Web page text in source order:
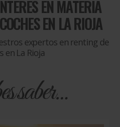
EN MATERIA
EN LA RIOJA
expertos en renting de
en La Rioja
saber...